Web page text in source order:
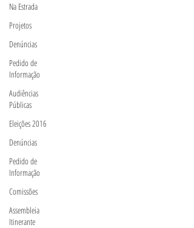
Na Estrada
Projetos
Denúncias
Pedido de
Informação
Audiências
Públicas
Eleições 2016
Denúncias
Pedido de
Informação
Comissões
Assembleia
Itinerante